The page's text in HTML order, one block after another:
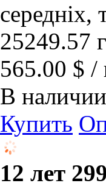
середніх,
25249.57
565.00 $ /
В наличии
Купить
12 лет